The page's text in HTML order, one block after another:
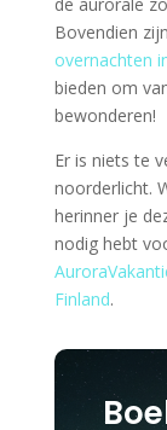
de aurorale
Bovendien
overnachten
bieden om
bewonderen!
Er is niets te
noorderlicht.
herinner je
nodig hebt
Finland.